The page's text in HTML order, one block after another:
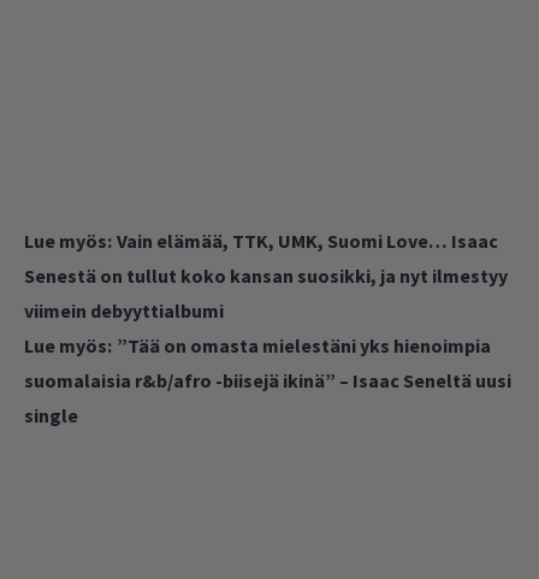
Lue myös: Vain elämää, TTK, UMK, Suomi Love… Isaac
Senestä on tullut koko kansan suosikki, ja nyt ilmestyy
viimein debyyttialbumi
Lue myös: ”Tää on omasta mielestäni yks hienoimpia
suomalaisia r&b/afro -biisejä ikinä” – Isaac Seneltä uusi
single